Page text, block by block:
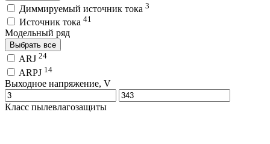
Диммируемый источник тока 3
Источник тока 41
Модельный ряд
Выбрать все
ARJ 24
ARPJ 14
Выходное напряжение, V
Класс пылевлагозащиты